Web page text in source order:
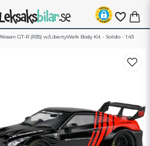
Nissan GT-R (R35) w/LibertyWalk Body Kit - Solido - 1:43